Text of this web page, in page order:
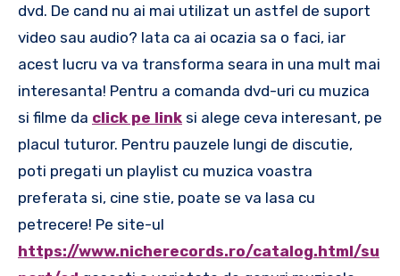
dvd. De cand nu ai mai utilizat un astfel de suport
video sau audio? Iata ca ai ocazia sa o faci, iar
acest lucru va va transforma seara in una mult mai
interesanta! Pentru a comanda dvd-uri cu muzica
si filme da click pe link si alege ceva interesant, pe
placul tuturor. Pentru pauzele lungi de discutie,
poti pregati un playlist cu muzica voastra
preferata si, cine stie, poate se va lasa cu
petrecere! Pe site-ul
https://www.nicherecords.ro/catalog.html/su